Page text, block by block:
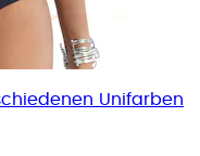
Unifarben